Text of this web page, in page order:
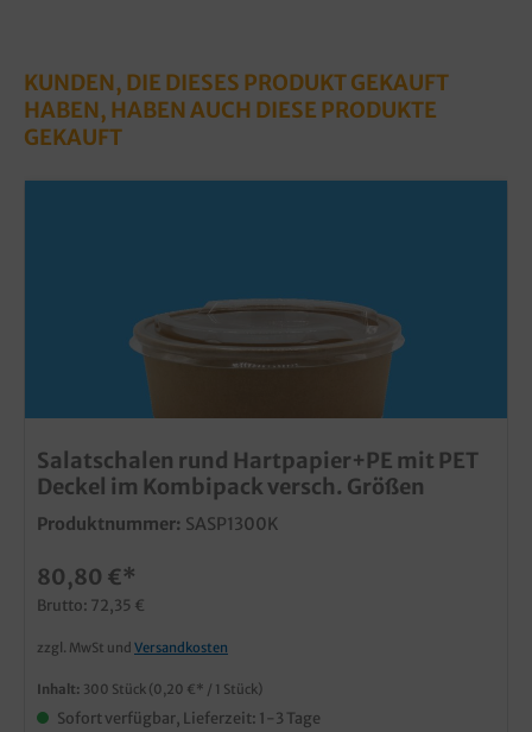
KUNDEN, DIE DIESES PRODUKT GEKAUFT
HABEN, HABEN AUCH DIESE PRODUKTE
GEKAUFT
Salatschalen rund Hartpapier+PE mit PET
Deckel im Kombipack versch. Größen
Produktnummer: SASP1300K
80,80 €*
Brutto: 72,35 €
zzgl. MwSt und Versandkosten
Inhalt: 300 Stück (0,20 €* / 1 Stück)
Sofort verfügbar, Lieferzeit: 1-3 Tage